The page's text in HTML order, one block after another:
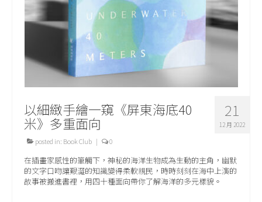
21
12 月 2022
以細緻手繪一窺《屏東海底40
米》多重面向
posted in: Book Club | 0
在插畫家感性的筆觸下，神秘的海洋生物成為生動的主角，幽默
的文字口吻讓艱澀的知識變得柔軟親民，時時刻刻在海中上演的
故事被搬進書裡，用四十種面向帶你了解海洋的多元樣貌。